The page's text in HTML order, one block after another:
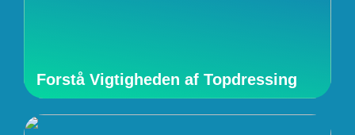
Forstå Vigtigheden af Topdressing